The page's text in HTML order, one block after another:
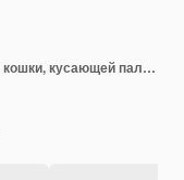
Портрет очаровательной домашней кошки, кусающей палец хозяина